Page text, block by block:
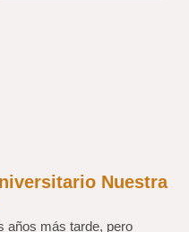
Nuestra
años más tarde, pero